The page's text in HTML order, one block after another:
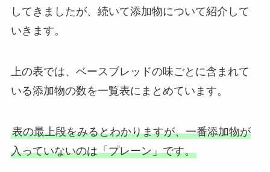
してきましたが、続いて添加物について紹介して
いきます。
上の表では、ベースブレッドの味ごとに含まれて
いる添加物の数を一覧表にまとめています。
表の最上段をみるとわかりますが、一番添加物が
入っていないのは「プレーン」です。